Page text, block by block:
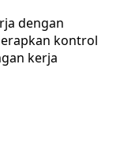
dengan
kontrol
kerja